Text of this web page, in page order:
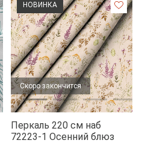
НОВИНКА
Скоро закончится
Перкаль 220 см наб
72223-1 Осенний блюз